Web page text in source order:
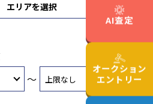
エリアを選択
～
AI査定
オークション
エントリー